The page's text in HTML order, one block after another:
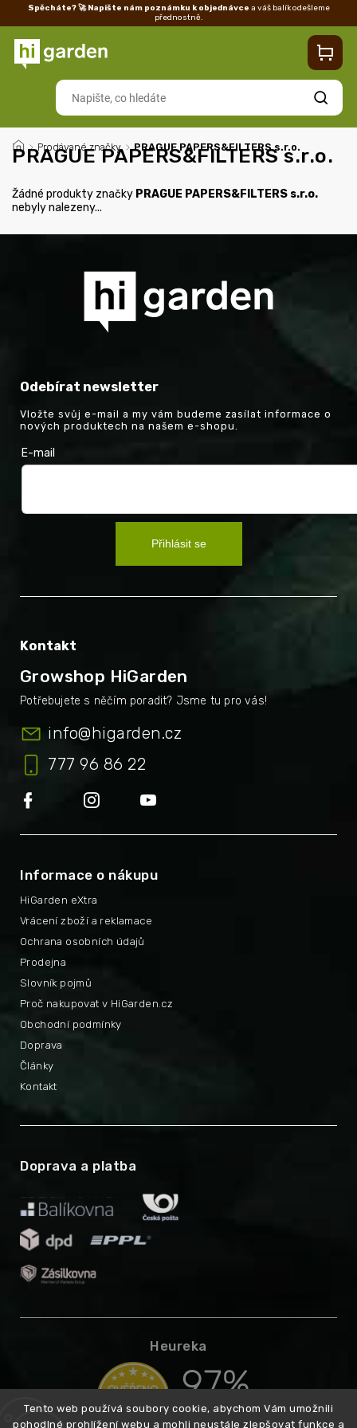
Tento web používá soubory cookie, abychom Vám umožnili
pohodlné prohlížení webu a mohli neustále zlepšovat funkce a
Spěcháte? 🚀 Napište nám poznámku k objednávce a váš balík odešleme
přednostně.
Vrácení/reklamace
Hledat
/ Prodávané značky / PRAGUE PAPERS&FILTERS s.r.o.
PRAGUE PAPERS&FILTERS s.r.o.
Žádné produkty značky PRAGUE PAPERS&FILTERS s.r.o.
nebyly nalezeny...
Odebírat newsletter
Vložte svůj e-mail a my vám budeme zasílat informace o
nových produktech na našem e-shopu.
E-mail
Přihlásit se
Kontakt
Growshop HiGarden
info@higarden.cz
777 96 86 22
Informace o nákupu
HiGarden eXtra
Proč nakupovat v HiGarden.cz
Vrácení zboží a reklamace
Obchodní podmínky
Ochrana osobních údajů
Doprava
Prodejna
Články
Slovník pojmů
Kontakt
Doprava a platba
Heureka